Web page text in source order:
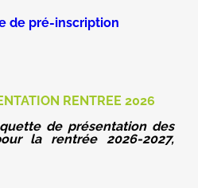
de pré-inscription
RENTREE 2026
de présentation des
la rentrée 2026-2027,